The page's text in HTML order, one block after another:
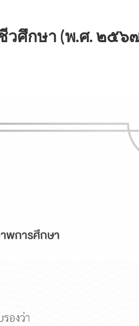
ศึกษา (พ.ศ. ๒๕๖